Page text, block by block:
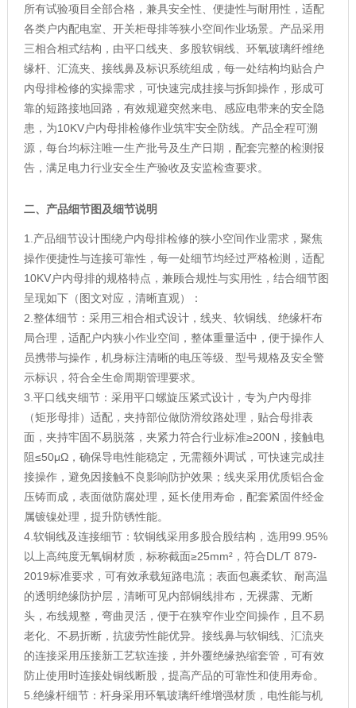
所有试验项目全部合格，兼具安全性、便捷性与耐用性，适配
各类户内配电室、开关柜母排等狭小空间作业场景。产品采用
三相合相式结构，由平口线夹、多股软铜线、环氧玻璃纤维绝
缘杆、汇流夹、接线鼻及标识系统组成，每一处结构均贴合户
内母排检修的实操需求，可快速完成挂接与拆卸操作，形成可
靠的短路接地回路，有效规避突然来电、感应电带来的安全隐
患，为10KV户内母排检修作业筑牢安全防线。产品全程可溯
源，每台均标注唯一生产批号及生产日期，配套完整的检测报
告，满足电力行业安全生产验收及安监检查要求。
二、产品细节图及细节说明
1.产品细节设计围绕户内母排检修的狭小空间作业需求，聚焦
操作便捷性与连接可靠性，每一处细节均经过严格检测，适配
10KV户内母排的规格特点，兼顾合规性与实用性，结合细节图
呈现如下（图文对应，清晰直观）：
2.整体细节：采用三相合相式设计，线夹、软铜线、绝缘杆布
局合理，适配户内狭小作业空间，整体重量适中，便于操作人
员携带与操作，机身标注清晰的电压等级、型号规格及安全警
示标识，符合全生命周期管理要求。
3.平口线夹细节：采用平口螺旋压紧式设计，专为户内母排
（矩形母排）适配，夹持部位做防滑纹路处理，贴合母排表
面，夹持牢固不易脱落，夹紧力符合行业标准≥200N，接触电
阻≤50μΩ，确保导电性能稳定，无需额外调试，可快速完成挂
接操作，避免因接触不良影响防护效果；线夹采用优质铝合金
压铸而成，表面做防腐处理，延长使用寿命，配套紧固件经金
属镀镍处理，提升防锈性能。
4.软铜线及连接细节：软铜线采用多股合股结构，选用99.95%
以上高纯度无氧铜材质，标称截面≥25mm²，符合DL/T 879-
2019标准要求，可有效承载短路电流；表面包裹柔软、耐高温
的透明绝缘防护层，清晰可见内部铜线排布，无裸露、无断
头，布线规整，弯曲灵活，便于在狭窄作业空间操作，且不易
老化、不易折断，抗疲劳性能优异。接线鼻与软铜线、汇流夹
的连接采用压接新工艺软连接，并外覆绝缘热缩套管，可有效
防止使用时连接处铜线断股，提高产品的可靠性和使用寿命。
5.绝缘杆细节：杆身采用环氧玻璃纤维增强材质，电性能与机